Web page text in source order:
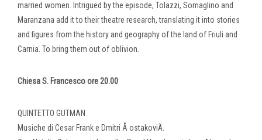
married women. Intrigued by the episode, Tolazzi, Somaglino and
Maranzana add it to their theatre research, translating it into stories
and figures from the history and geography of the land of Friuli and
Carnia. To bring them out of oblivion.
Chiesa S. Francesco ore 20.00
QUINTETTO GUTMAN
Musiche di Cesar Frank e Dmitri Å ostakoviÄ.